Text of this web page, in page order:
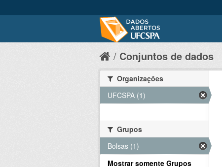
Conjuntos de dados
Organizações
UFCSPA (1)
Grupos
Bolsas (1)
Mostrar somente Grupos